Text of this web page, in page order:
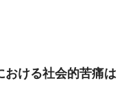
ける社会的苦痛は